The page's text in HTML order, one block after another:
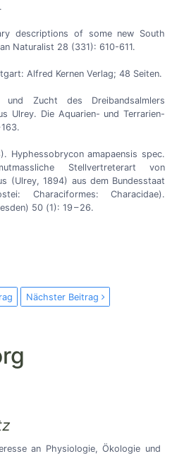
descriptions of some new South
Naturalist 28 (331): 610-611.
Alfred Kernen Verlag; 48 Seiten.
Zucht des Dreibandsalmlers
Ulrey. Die Aquarien- und Terrarien-
Hyphessobrycon amapaensis spec.
Stellvertreterart von
(Ulrey, 1894) aus dem Bundesstaat
Characiformes: Characidae).
50 (1): 19 – 26.
Nächster Beitrag
an Physiologie, Ökologie und